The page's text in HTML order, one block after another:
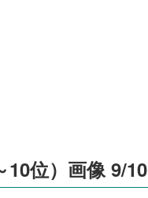
位）画像 9/10